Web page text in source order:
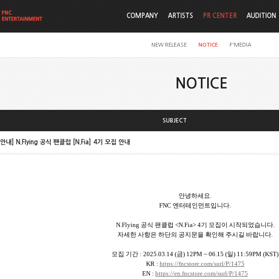
COMPANY ARTISTS PR CENTER
NEW RELEASE NOTICE F'MEDIA
AUDITION
NOTICE
SUBJECT
[안내] N.Flying 공식 팬클럽 [N.Fia] 4기 모집 안내
안녕하세요.
FNC 엔터테인먼트입니다.
N.Flying 공식 팬클럽 <N.Fia> 4기 모집이 시작되었습니다.
자세한 사항은 하단의 공지문을 확인해 주시길 바랍니다.
모집 기간 : 2025.03.14 (금) 12PM ~ 06.15 (일) 11:59PM (KST)
KR : https://fncstore.com/surl/P/1475
EN : https://en.fncstore.com/surl/P/1475